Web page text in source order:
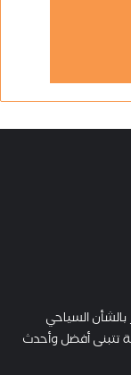
السياحي
تتبنى أفضل وأحدث